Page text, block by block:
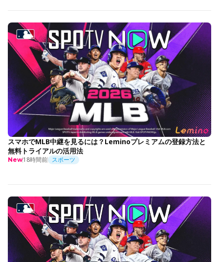
スマホでMLB中継を見るには？Leminoプレミアムの登録方法と
無料トライアルの活用法
New18時間前 スポーツ